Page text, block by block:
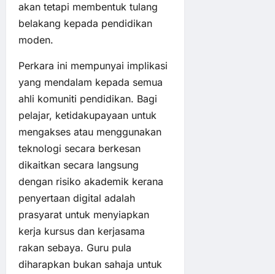
akan tetapi membentuk tulang
belakang kepada pendidikan
moden.
Perkara ini mempunyai implikasi
yang mendalam kepada semua
ahli komuniti pendidikan. Bagi
pelajar, ketidakupayaan untuk
mengakses atau menggunakan
teknologi secara berkesan
dikaitkan secara langsung
dengan risiko akademik kerana
penyertaan digital adalah
prasyarat untuk menyiapkan
kerja kursus dan kerjasama
rakan sebaya. Guru pula
diharapkan bukan sahaja untuk